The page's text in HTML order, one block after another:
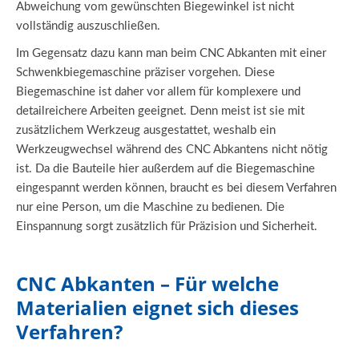
Abweichung vom gewünschten Biegewinkel ist nicht
vollständig auszuschließen.
Im Gegensatz dazu kann man beim CNC Abkanten mit einer
Schwenkbiegemaschine präziser vorgehen. Diese
Biegemaschine ist daher vor allem für komplexere und
detailreichere Arbeiten geeignet. Denn meist ist sie mit
zusätzlichem Werkzeug ausgestattet, weshalb ein
Werkzeugwechsel während des CNC Abkantens nicht nötig
ist. Da die Bauteile hier außerdem auf die Biegemaschine
eingespannt werden können, braucht es bei diesem Verfahren
nur eine Person, um die Maschine zu bedienen. Die
Einspannung sorgt zusätzlich für Präzision und Sicherheit.
CNC Abkanten – Für welche
Materialien eignet sich dieses
Verfahren?